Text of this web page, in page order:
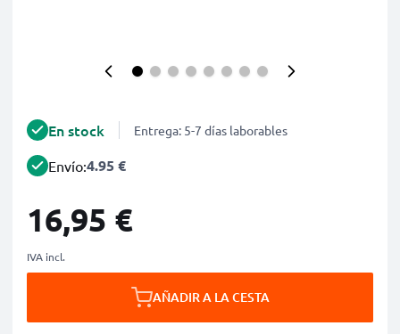
En stock Entrega: 5-7 días laborables
Envío:4.95 €
16,95 €
IVA incl.
AÑADIR A LA CESTA